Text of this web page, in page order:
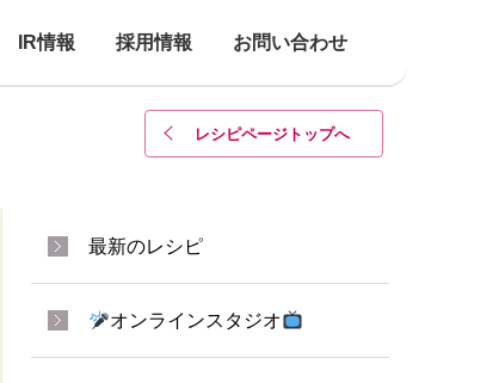
IR情報 採用情報 お問い合わせ
レシピページトップへ
最新のレシピ
オンラインスタジオ